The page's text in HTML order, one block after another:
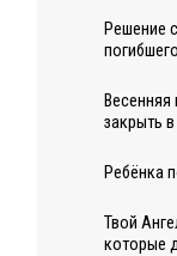
Решение
Весенняя
закрыть
Ребёнка
Твой
которые